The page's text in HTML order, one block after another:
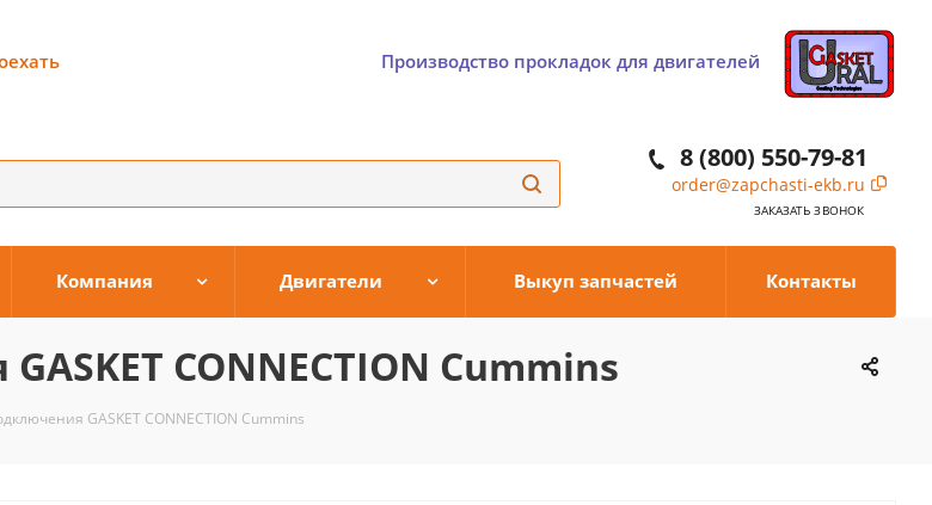
Производство прокладок для двигателей
8 (800) 550-79-81
order@zapchasti-ekb.ru
ЗАКАЗАТЬ ЗВОНОК
Компания Двигатели Выкуп запчастей Контакты
CONNECTION Cummins
GASKET CONNECTION Cummins